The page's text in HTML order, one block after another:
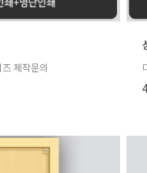
제작문의